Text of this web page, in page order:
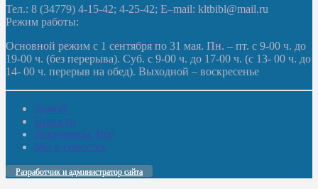
Тел.: 8 (34779) 4-15-42; 4-25-42; E–mail: kltbibl@mail.ru
Режим работы:
Основной режим с 1 сентября по 31 мая. Пн. – пт. с 9-00 ч. до
19-00 ч. (без перерыва). Суб. с 9-00 ч. до 17-00 ч. (с 13- 00 ч. до
14- 00 ч. перерыв на обед). Выходной – воскресенье
Домой
Новости
Документы. Все
Мы в соцсетях
Разработчик и администратор сайта